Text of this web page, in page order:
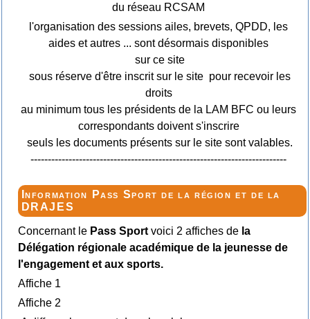
du réseau RCSAM
l'organisation des sessions ailes, brevets, QPDD, les
aides et autres ... sont désormais disponibles
sur ce site
sous réserve d'être inscrit sur le site pour recevoir les
droits
au minimum tous les présidents de la LAM BFC ou leurs
correspondants doivent s'inscrire
seuls les documents présents sur le site sont valables.
--------------------------------------------------------------------------
Information Pass Sport de la région et de la
DRAJES
Concernant lePass Sportvoici 2 affiches dela
Délégation régionale académique de la jeunesse de
l'engagement et aux sports.
Affiche 1
Affiche 2